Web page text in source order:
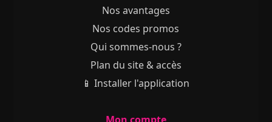
Nos avantages
Nos codes promos
Qui sommes-nous ?
Plan du site & accès
📱 Installer l'application